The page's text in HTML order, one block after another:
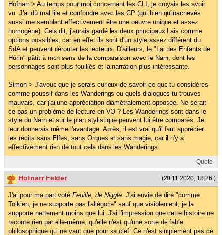
Hofnarr > Au temps pour moi concernant les CLI, je croyais les avoir
vu. J'ai dû mal lire et confondre avec les CP (qui bien qu'inachevés
aussi me semblent effectivement être une oeuvre unique et assez
homogène). Cela dit, j'aurais gardé les deux principaux Lais comme
options possibles, car en effet ils sont d'un style assez différent du
SdA et peuvent dérouter les lecteurs. D'ailleurs, le "Lai des Enfants de
Húrin" pâtit à mon sens de la comparaison avec le Narn, dont les
personnages sont plus fouillés et la narration plus intéressante.
Simon > J'avoue que je serais curieux de savoir ce que tu considères
comme poussif dans les Wanderings ou quels dialogues tu trouves
mauvais, car j'ai une appréciation diamétralement opposée. Ne serait-
ce pas un problème de lecture en VO ? Les Wanderings sont dans le
style du Narn et sur le plan stylistique peuvent lui être comparés. Je
leur donnerais même l'avantage. Après, il est vrai qu'il faut apprécier
les récits sans Elfes, sans Orques et sans magie, car il n'y a
effectivement rien de tout cela dans les Wanderings.
Quote
(20.11.2020, 18:26 )
Hofnarr Felder
J'ai pour ma part voté Feuille, de Niggle . J'ai envie de dire "comme
Tolkien, je ne supporte pas l'allégorie" sauf que visiblement, je la
supporte nettement moins que lui. J'ai l'impression que cette histoire ne
raconte rien par elle-même, qu'elle n'est qu'une sorte de fable
philosophique qui ne vaut que pour sa clef. Ce n'est simplement pas ce